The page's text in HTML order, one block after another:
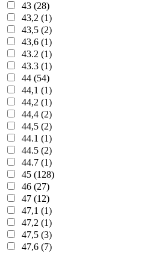
43 (28)
43,2 (1)
43,5 (2)
43,6 (1)
43.2 (1)
43.3 (1)
44 (54)
44,1 (1)
44,2 (1)
44,4 (2)
44,5 (2)
44.1 (1)
44.5 (2)
44.7 (1)
45 (128)
46 (27)
47 (12)
47,1 (1)
47,2 (1)
47,5 (3)
47,6 (7)